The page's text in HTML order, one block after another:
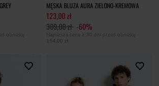
obniżką
MĘSKA BLUZA AURA ZIELONO-KREMOWA
123,00 zł
309,00 zł -60%
Najniższa cena z 30 dni przed obniżką
154,00 zł